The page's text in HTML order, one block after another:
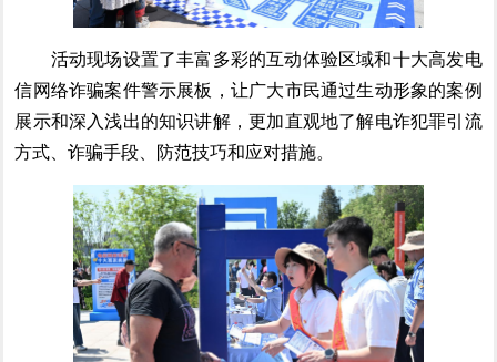
活动现场设置了丰富多彩的互动体验区域和十大高发电
信网络诈骗案件警示展板，让广大市民通过生动形象的案例
展示和深入浅出的知识讲解，更加直观地了解电诈犯罪引流
方式、诈骗手段、防范技巧和应对措施。